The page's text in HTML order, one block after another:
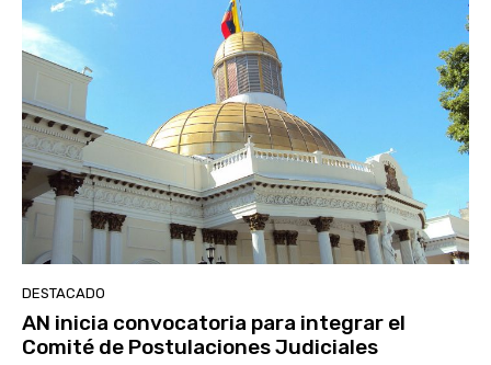
DESTACADO
AN inicia convocatoria para integrar el
Comité de Postulaciones Judiciales